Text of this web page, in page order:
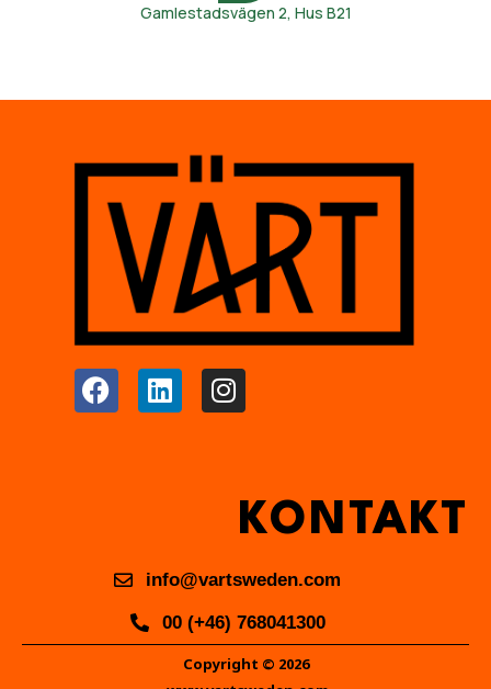
Gamlestadsvägen 2, Hus B21
KONTAKT
info@vartsweden.com
00 (+46) 768041300
Copyright © 2026